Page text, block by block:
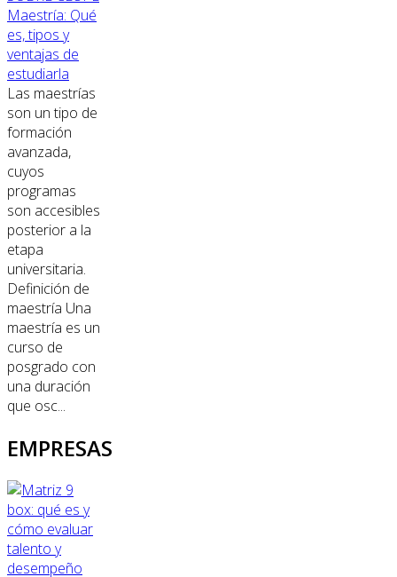
Maestría: Qué
es, tipos y
ventajas de
estudiarla
Las maestrías
son un tipo de
formación
avanzada,
cuyos
programas
son accesibles
posterior a la
etapa
universitaria.
Definición de
maestría Una
maestría es un
curso de
posgrado con
una duración
que osc...
EMPRESAS